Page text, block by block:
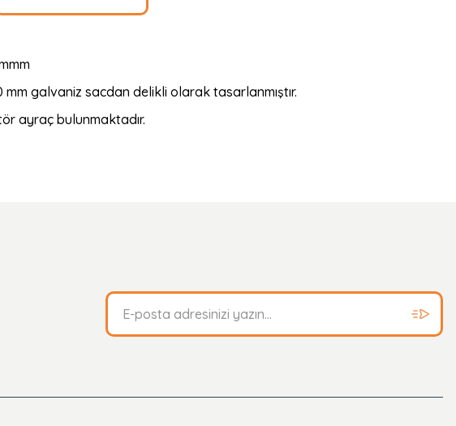
galvaniz sacdan delikli olarak tasarlanmıştır.
ayraç bulunmaktadır.